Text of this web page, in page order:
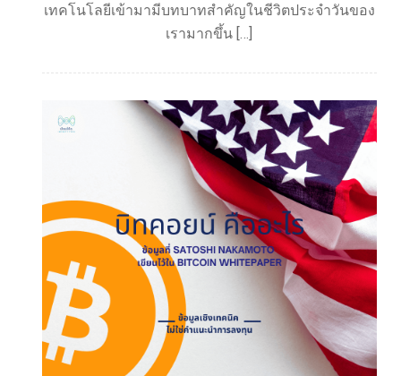
เทคโนโลยีเข้ามามีบทบาทสำคัญในชีวิตประจำวันของ
เรามากขึ้น […]